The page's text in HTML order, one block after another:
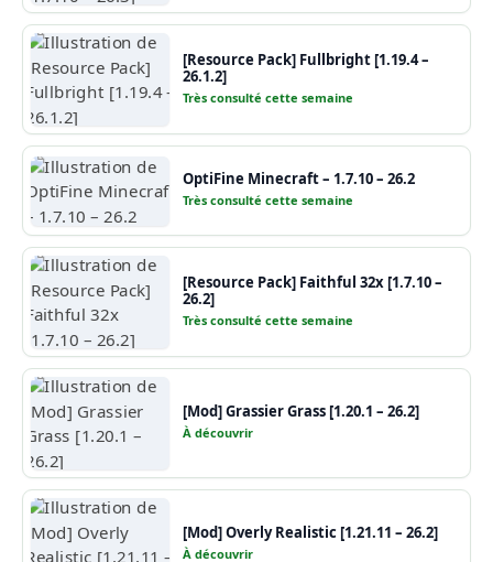
[Resource Pack] Fullbright [1.19.4 –
26.1.2]
Très consulté cette semaine
OptiFine Minecraft – 1.7.10 – 26.2
Très consulté cette semaine
[Resource Pack] Faithful 32x [1.7.10 –
26.2]
Très consulté cette semaine
[Mod] Grassier Grass [1.20.1 – 26.2]
À découvrir
[Mod] Overly Realistic [1.21.11 – 26.2]
À découvrir